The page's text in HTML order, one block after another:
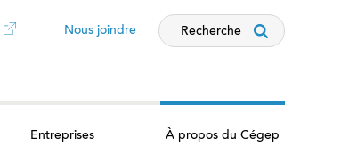
Recherche
Nous joindre
Entreprises À propos du Cégep